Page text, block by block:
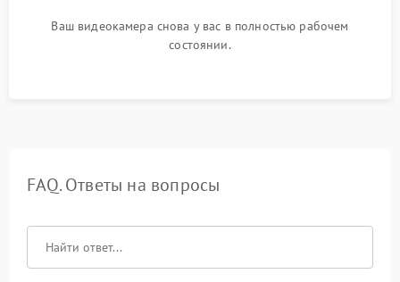
Ваш видеокамера снова у вас в полностью рабочем
состоянии.
FAQ. Ответы на вопросы